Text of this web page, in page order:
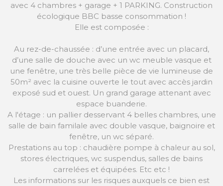
avec 4 chambres + garage + 1 PARKING. Construction
écologique BBC basse consommation !
Elle est composée :
Au rez-de-chaussée : d’une entrée avec un placard,
d’une salle de douche avec un wc meuble vasque et
une fenêtre, une très belle pièce de vie lumineuse de
50m² avec la cuisine ouverte le tout avec accès jardin
exposé sud et ouest. Un grand garage attenant avec
espace buanderie.
A l'étage : un pallier desservant 4 belles chambres, une
salle de bain familale avec double vasque, baignoire et
fenêtre, un wc séparé.
Prestations au top : chaudière pompe à chaleur au sol,
stores électriques, wc suspendus, salles de bains
carrelées et équipées. Etc etc !
Les informations sur les risques auxquels ce bien est